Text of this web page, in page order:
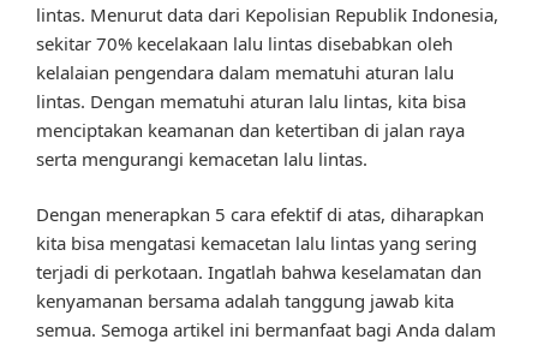
lintas. Menurut data dari Kepolisian Republik Indonesia,
sekitar 70% kecelakaan lalu lintas disebabkan oleh
kelalaian pengendara dalam mematuhi aturan lalu
lintas. Dengan mematuhi aturan lalu lintas, kita bisa
menciptakan keamanan dan ketertiban di jalan raya
serta mengurangi kemacetan lalu lintas.
Dengan menerapkan 5 cara efektif di atas, diharapkan
kita bisa mengatasi kemacetan lalu lintas yang sering
terjadi di perkotaan. Ingatlah bahwa keselamatan dan
kenyamanan bersama adalah tanggung jawab kita
semua. Semoga artikel ini bermanfaat bagi Anda dalam